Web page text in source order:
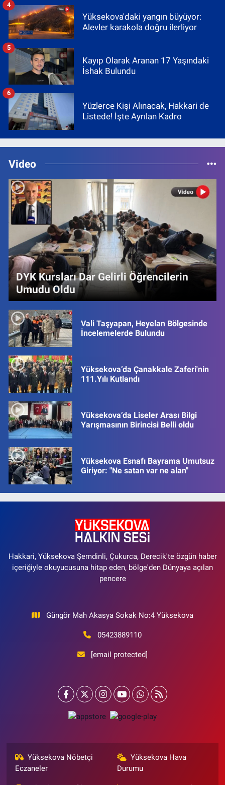
Yüksekova'daki yangın büyüyor:
Alevler karakola doğru ilerliyor
4
Kayıp Olarak Aranan 17 Yaşındaki
İshak Bulundu
5
Yüzlerce Kişi Alınacak, Hakkari de
Listede! İşte Ayrılan Kadro
6
Video
DYK Kursları Dar Gelirli Öğrencilerin
Umudu Oldu
Vali Taşyapan, Heyelan Bölgesinde
İncelemelerde Bulundu
Yüksekova’da Çanakkale Zaferi'nin
111.Yılı Kutlandı
Yüksekova’da Liseler Arası Bilgi
Yarışmasının Birincisi Belli oldu
Yüksekova Esnafı Bayrama Umutsuz
Giriyor: "Ne satan var ne alan"
Hakkari, Yüksekova Şemdinli, Çukurca, Derecik'te özgün haber
içeriğiyle okuyucusuna hitap eden, bölge'den Dünyaya açılan
pencere
Güngör Mah Akasya Sokak No:4 Yüksekova
05423889110
[email protected]
Yüksekova Nöbetçi
Eczaneler
Yüksekova Hava
Durumu